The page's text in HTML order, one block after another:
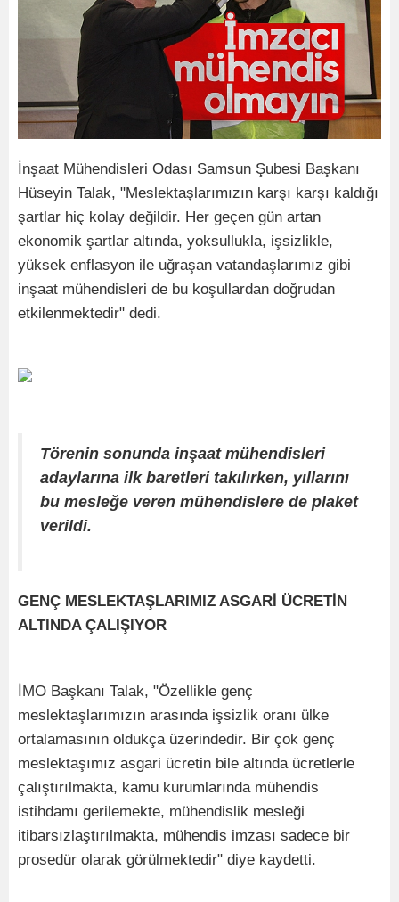
İnşaat Mühendisleri Odası Samsun Şubesi Başkanı
Hüseyin Talak, "Meslektaşlarımızın karşı karşı kaldığı
şartlar hiç kolay değildir. Her geçen gün artan
ekonomik şartlar altında, yoksullukla, işsizlikle,
yüksek enflasyon ile uğraşan vatandaşlarımız gibi
inşaat mühendisleri de bu koşullardan doğrudan
etkilenmektedir" dedi.
Törenin sonunda inşaat mühendisleri
adaylarına ilk baretleri takılırken, yıllarını
bu mesleğe veren mühendislere de plaket
verildi.
GENÇ MESLEKTAŞLARIMIZ ASGARİ ÜCRETİN
ALTINDA ÇALIŞIYOR
İMO Başkanı Talak, "Özellikle genç
meslektaşlarımızın arasında işsizlik oranı ülke
ortalamasının oldukça üzerindedir. Bir çok genç
meslektaşımız asgari ücretin bile altında ücretlerle
çalıştırılmakta, kamu kurumlarında mühendis
istihdamı gerilemekte, mühendislik mesleği
itibarsızlaştırılmakta, mühendis imzası sadece bir
prosedür olarak görülmektedir" diye kaydetti.